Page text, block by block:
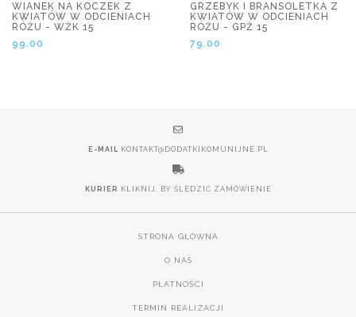
WIANEK NA KOCZEK Z
KWIATÓW W ODCIENIACH
RÓŻU - WŻK 15
99.00
GRZEBYK I BRANSOLETKA Z
KWIATÓW W ODCIENIACH
RÓŻU - GPŻ 15
79.00
E-MAIL KONTAKT@DODATKIKOMUNIJNE.PL
KURIER KLIKNIJ, BY ŚLEDZIĆ ZAMÓWIENIE
STRONA GŁÓWNA
O NAS
PŁATNOŚCI
TERMIN REALIZACJI